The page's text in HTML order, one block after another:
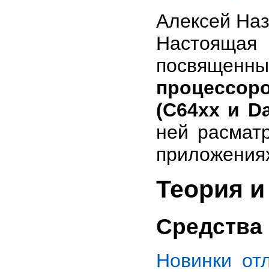
Алексей
(C64xx и
ней
Теория
Средства
Новинки